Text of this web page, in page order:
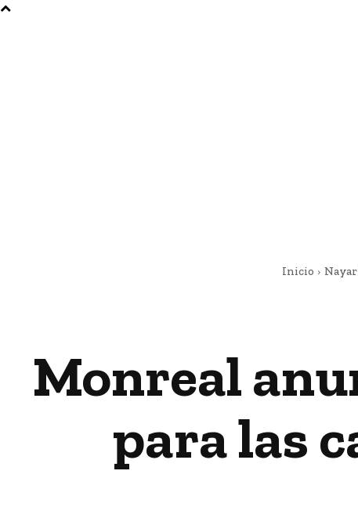
Inicio
Monreal
para las